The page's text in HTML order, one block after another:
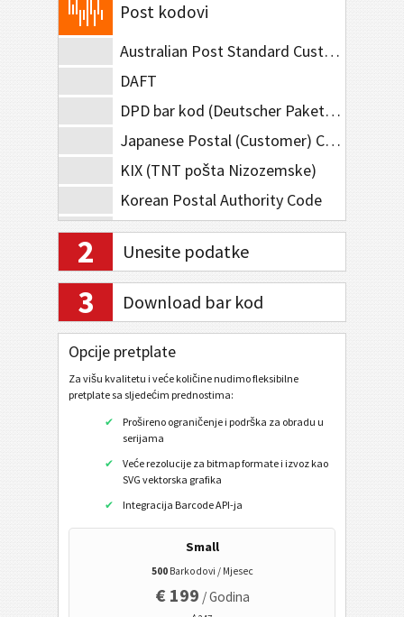
Post kodovi
Australian Post Standard Customer
DAFT
DPD bar kod (Deutscher Paketdienst=Dostava paketa u Njemačkoj)
Japanese Postal (Customer) Code
KIX (TNT pošta Nizozemske)
Korean Postal Authority Code
Planet Code 12
Royal Mail 4-State
Royal Mail Mailmark 4-State
Royal Mail Mailmark 2D
USPS PostNet 5
USPS PostNet 9
USPS IM Package
UPU S10
GS1 DataBar
EAN / UPC
2D bar kod
2 Unesite podatke
3 Download bar kod
Opcije pretplate
Za višu kvalitetu i veće količine nudimo fleksibilne
pretplate sa sljedećim prednostima:
Prošireno ograničenje i podrška za obradu u
serijama
Veće rezolucije za bitmap formate i izvoz kao
SVG vektorska grafika
Integracija Barcode API-ja
Small
500Barkodovi / Mjesec
€ 199 / Godina